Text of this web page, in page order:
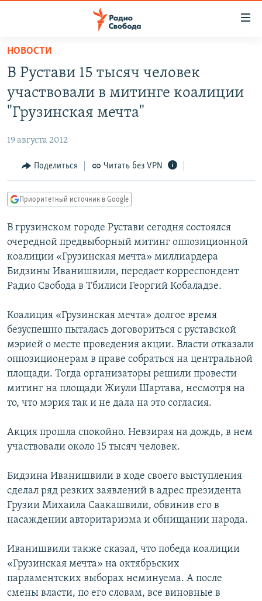
упрощенного
доступа
основному
Вернутся
Вернутся
поиску
ПОДКАСТЫ
АВТОРСКИЕ ПРОЕКТЫ
МНЕНИЯ
КУЛЬТУРА
КАВКАЗ.РЕАЛИИ
СЕВЕР.РЕАЛИИ
СИБИРЬ.РЕАЛИИ
РАСПИСАНИЕ ВЕЩАНИЯ
ПОДПИШИТЕСЬ НА РАССЫЛКУ
СОЦИАЛЬНЫЕ СЕТИ
Все сайты РСЕ/РС
НОВОСТИ
В Рустави 15 тысяч человек
участвовали в митинге коалиции
"Грузинская мечта"
19 августа 2012
Поделиться Читать без VPN
Приоритетный источник в Google
В грузинском городе Рустави сегодня состоялся
очередной предвыборный митинг оппозиционной
коалиции «Грузинская мечта» миллиардера
Бидзины Иванишвили, передает корреспондент
Радио Свобода в Тбилиси Георгий Кобаладзе.
Коалиция «Грузинская мечта» долгое время
безуспешно пыталась договориться с руставской
мэрией о месте проведения акции. Власти отказали
оппозиционерам в праве собраться на центральной
площади. Тогда организаторы решили провести
митинг на площади Жиули Шартава, несмотря на
то, что мэрия так и не дала на это согласия.
Акция прошла спокойно. Невзирая на дождь, в нем
участвовали около 15 тысяч человек.
Бидзина Иванишвили в ходе своего выступления
сделал ряд резких заявлений в адрес президента
Грузии Михаила Саакашвили, обвинив его в
насаждении авторитаризма и обнищании народа.
Иванишвили также сказал, что победа коалиции
«Грузинская мечта» на октябрьских
парламентских выборах неминуема. А после
смены власти, по его словам, все виновные в